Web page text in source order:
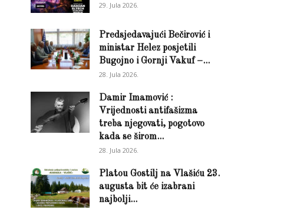
29. Jula 2026.
Predsjedavajući Bečirović i
ministar Helez posjetili
Bugojno i Gornji Vakuf –...
28. Jula 2026.
Damir Imamović :
Vrijednosti antifašizma
treba njegovati, pogotovo
kada se širom...
28. Jula 2026.
Platou Gostilj na Vlašiću 23.
augusta bit će izabrani
najbolji...